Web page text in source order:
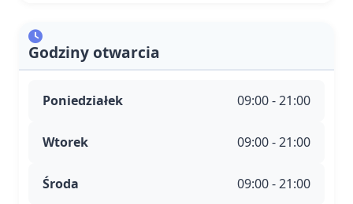
Godziny otwarcia
Poniedziałek 09:00 - 21:00
Wtorek 09:00 - 21:00
Środa 09:00 - 21:00